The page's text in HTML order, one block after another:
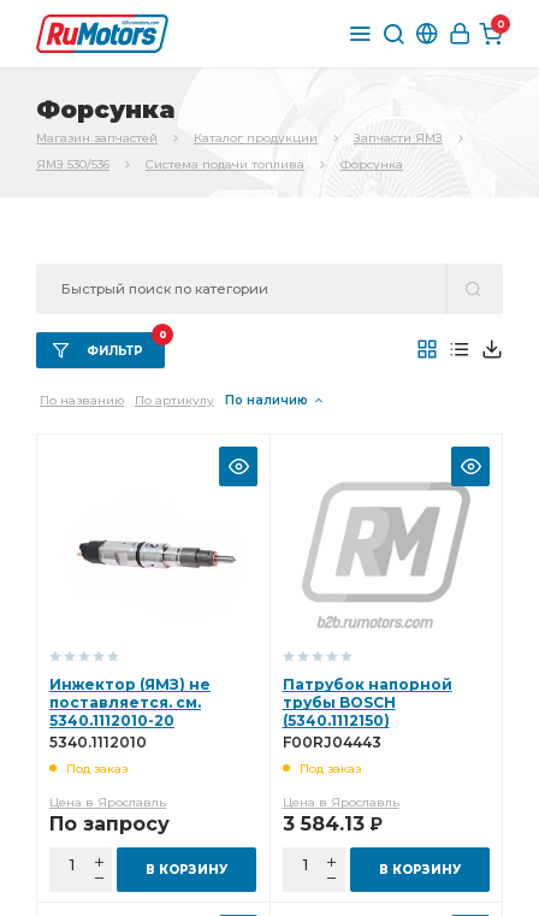
0
Форсунка
Магазин запчастей Каталог продукции
Запчасти ЯМЗ
ЯМЗ 530/536
Система подачи топлива Форсунка
ФИЛЬТР
0
По названию По артикулу По наличию
Инжектор (ЯМЗ) не
поставляется. см.
5340.1112010-20
5340.1112010
5340.1112010
Под заказ
Цена в Ярославль
По запросу
В КОРЗИНУ
Патрубок напорной
трубы BOSCH
(5340.1112150)
F00RJ04443
F00RJ04443
Под заказ
Цена в Ярославль
3 584.13 Р
В КОРЗИНУ